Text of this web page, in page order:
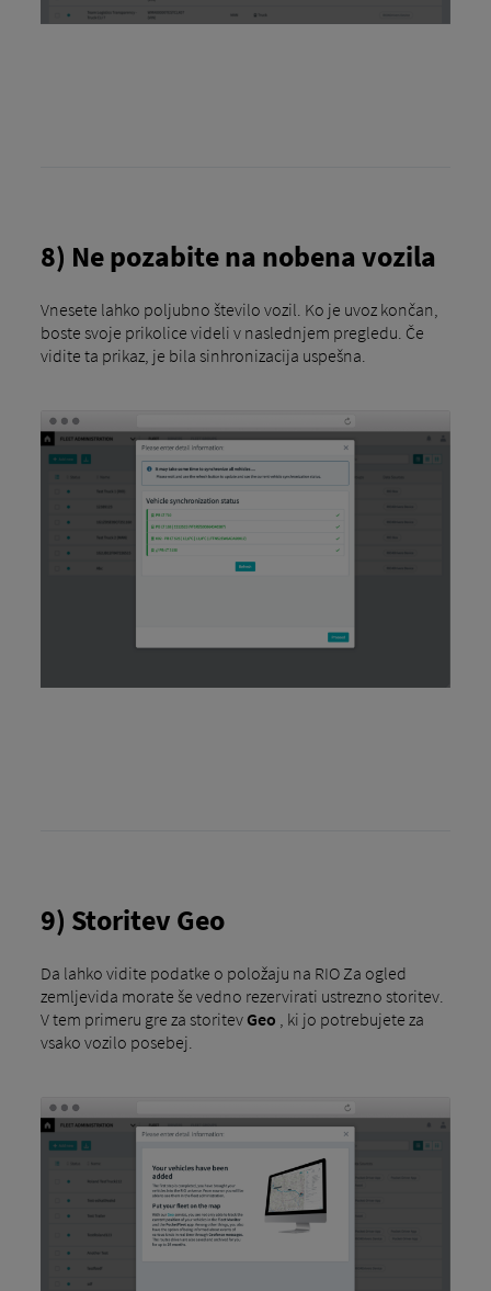
8) Ne pozabite na nobena vozila
Vnesete lahko poljubno število vozil. Ko je uvoz končan,
boste svoje prikolice videli v naslednjem pregledu. Če
vidite ta prikaz, je bila sinhronizacija uspešna.
9) Storitev Geo
Da lahko vidite podatke o položaju na RIO Za ogled
zemljevida morate še vedno rezervirati ustrezno storitev.
V tem primeru gre za storitev Geo , ki jo potrebujete za
vsako vozilo posebej.